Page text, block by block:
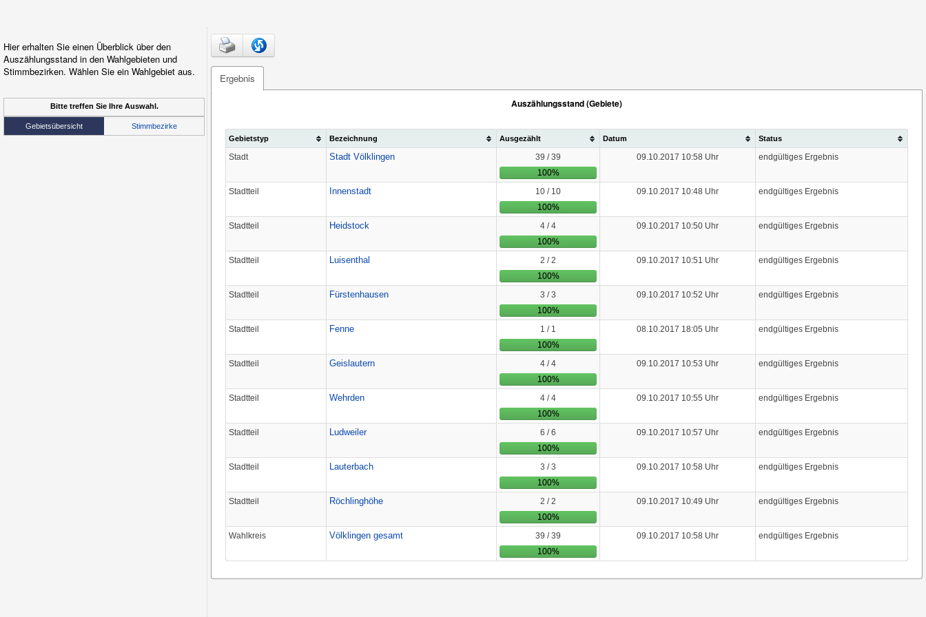
Hier erhalten Sie einen Überblick über den
Auszählungsstand in den Wahlgebieten und
Stimmbezirken. Wählen Sie ein Wahlgebiet aus.
Bitte treffen Sie Ihre Auswahl.
Gebietsübersicht Stimmbezirke
Ergebnis
Auszählungsstand (Gebiete)
Gebietstyp Bezeichnung Ausgezählt Datum Status
Stadt Stadt Völklingen
39 / 39
100%
09.10.2017 10:58 Uhr endgültiges Ergebnis
Stadtteil Innenstadt
10 / 10
100%
09.10.2017 10:48 Uhr endgültiges Ergebnis
Stadtteil Heidstock
4 / 4
100%
09.10.2017 10:50 Uhr endgültiges Ergebnis
Stadtteil Luisenthal
2 / 2
100%
09.10.2017 10:51 Uhr endgültiges Ergebnis
Stadtteil Fürstenhausen
3 / 3
100%
09.10.2017 10:52 Uhr endgültiges Ergebnis
Stadtteil Fenne
1 / 1
100%
08.10.2017 18:05 Uhr endgültiges Ergebnis
Stadtteil Geislautern
4 / 4
100%
09.10.2017 10:53 Uhr endgültiges Ergebnis
Stadtteil Wehrden
4 / 4
100%
09.10.2017 10:55 Uhr endgültiges Ergebnis
Stadtteil Ludweiler
6 / 6
100%
09.10.2017 10:57 Uhr endgültiges Ergebnis
Stadtteil Lauterbach
3 / 3
100%
09.10.2017 10:58 Uhr endgültiges Ergebnis
Stadtteil Röchlinghöhe
2 / 2
100%
09.10.2017 10:49 Uhr endgültiges Ergebnis
Wahlkreis Völklingen gesamt
39 / 39
100%
09.10.2017 10:58 Uhr endgültiges Ergebnis